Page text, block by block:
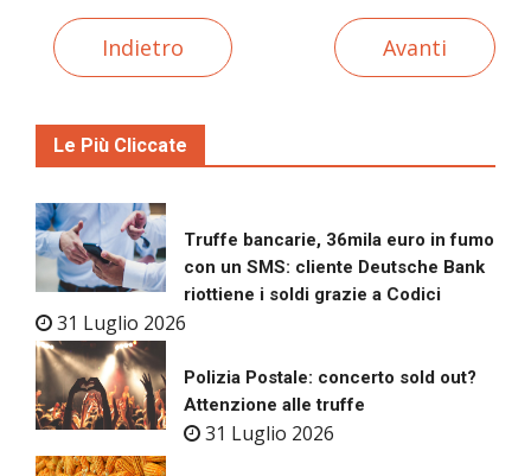
Indietro Avanti
Le Più Cliccate
Truffe bancarie, 36mila euro in fumo
con un SMS: cliente Deutsche Bank
riottiene i soldi grazie a Codici
31 Luglio 2026
Polizia Postale: concerto sold out?
Attenzione alle truffe
31 Luglio 2026